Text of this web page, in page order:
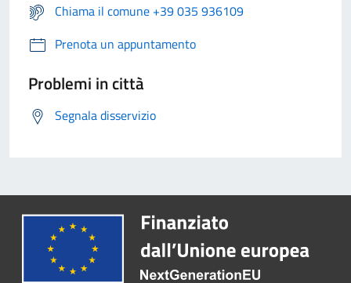
Chiama il comune +39 035 936109
Prenota un appuntamento
Problemi in città
Segnala disservizio